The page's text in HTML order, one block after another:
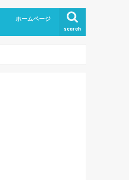
search
ホームページ